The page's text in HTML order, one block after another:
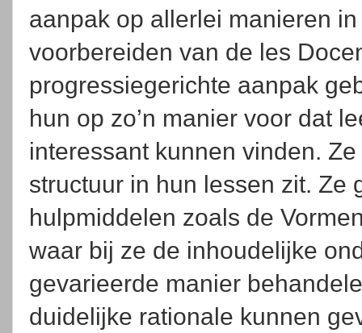
aanpak op allerlei manieren
voorbereiden van de les
progressiegerichte aanpak
hun op zo’n manier voor dat
interessant kunnen vinden.
structuur in hun lessen zit. Ze
hulpmiddelen zoals de
waar bij ze de inhoudelijke
gevarieerde manier
duidelijke rationale kunnen